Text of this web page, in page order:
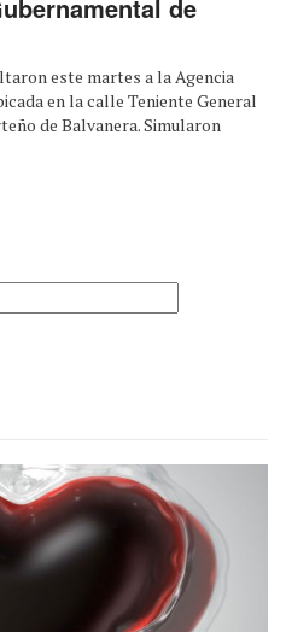
de
este martes a la Agencia
en la calle Teniente General
de Balvanera. Simularon